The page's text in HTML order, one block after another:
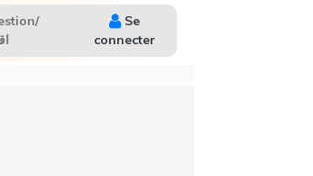
Se
connecter